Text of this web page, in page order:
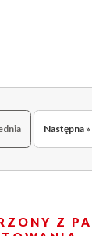
Następna »
Z